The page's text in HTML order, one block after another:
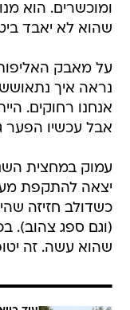
ומוכשרים. הוא
שהוא לא יאבד
על מאבק
נראה איך
אנחנו רחוקים.
אבל עכשיו הפער
יצאה להתקפת
כשדולב חזיזה
(וגם ספג צהוב).
שהוא עשה. זה